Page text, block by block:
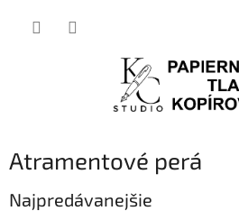
Atramentové perá
Najpredávanejšie